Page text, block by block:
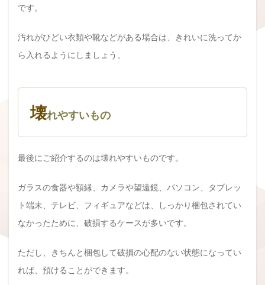
です。
汚れがひどい衣類や靴などがある場合は、きれいに洗ってか
ら入れるようにしましょう。
壊れやすいもの
最後にご紹介するのは壊れやすいものです。
ガラスの食器や額縁、カメラや望遠鏡、パソコン、タブレッ
ト端末、テレビ、フィギュアなどは、しっかり梱包されてい
なかったために、破損するケースが多いです。
ただし、きちんと梱包して破損の心配のない状態になってい
れば、預けることができます。